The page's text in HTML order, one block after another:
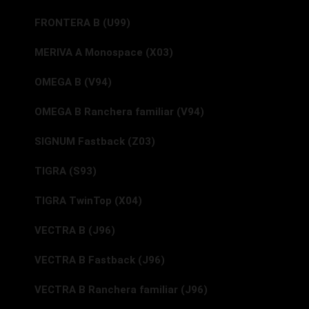
FRONTERA B (U99)
MERIVA A Monospace (X03)
OMEGA B (V94)
OMEGA B Ranchera familiar (V94)
SIGNUM Fastback (Z03)
TIGRA (S93)
TIGRA TwinTop (X04)
VECTRA B (J96)
VECTRA B Fastback (J96)
VECTRA B Ranchera familiar (J96)